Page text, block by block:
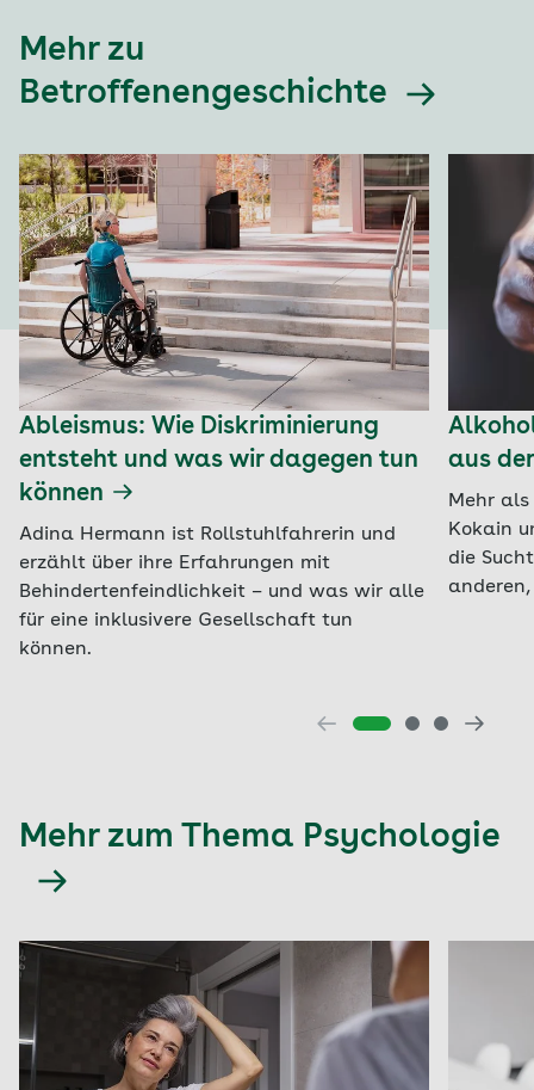
Mehr zu
Betroffenengeschichte
Ableismus: Wie Diskriminierung
entsteht und was wir dagegen tun
können
Adina Hermann ist Rollstuhlfahrerin und
erzählt über ihre Erfahrungen mit
Behindertenfeindlichkeit – und was wir alle
für eine inklusivere Gesellschaft tun
können.
aus
Mehr
Kokain
die
Mehr zum Thema Psychologie